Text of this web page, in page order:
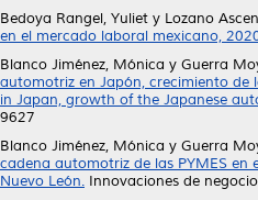
Bedoya Rangel, Yuliet y Lozano
en el mercado laboral mexicano,
Blanco Jiménez, Mónica y Guerra
automotriz en Japón, crecimiento de
in Japan, growth of the Japanese
9627
Blanco Jiménez, Mónica y Guerra
cadena automotriz de las PYMES
Nuevo León. Innovaciones de